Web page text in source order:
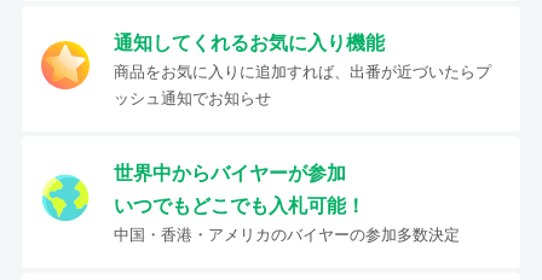
通知してくれるお気に入り機能
商品をお気に入りに追加すれば、出番が近づいたらプ
ッシュ通知でお知らせ
世界中からバイヤーが参加
いつでもどこでも入札可能！
中国・香港・アメリカのバイヤーの参加多数決定